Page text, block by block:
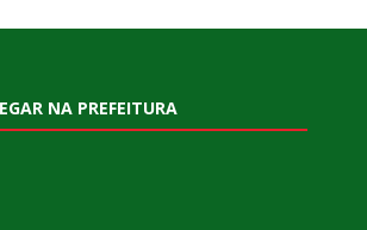
NA PREFEITURA